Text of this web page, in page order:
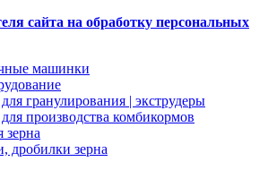
сайта на обработку персональных
машинки
гранулирования | экструдеры
производства комбикормов
дробилки зерна